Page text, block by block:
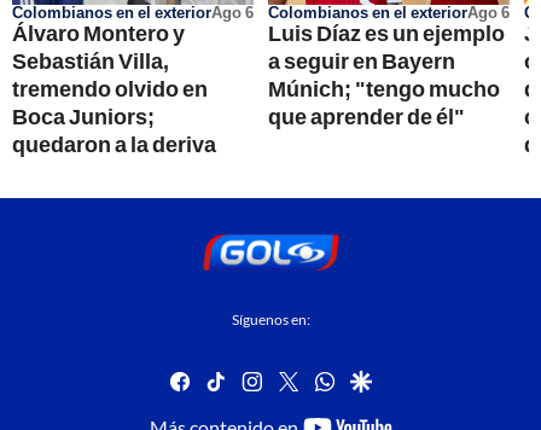
Colombianos en el exteriorAgo 6
Álvaro Montero y
Sebastián Villa,
tremendo olvido en
Boca Juniors;
quedaron a la deriva
Colombianos en el exteriorAgo 6
Luis Díaz es un ejemplo
a seguir en Bayern
Múnich; "tengo mucho
que aprender de él"
Síguenos en:
facebook
tiktok instagram
twitterwhatsapp
google
youtube-